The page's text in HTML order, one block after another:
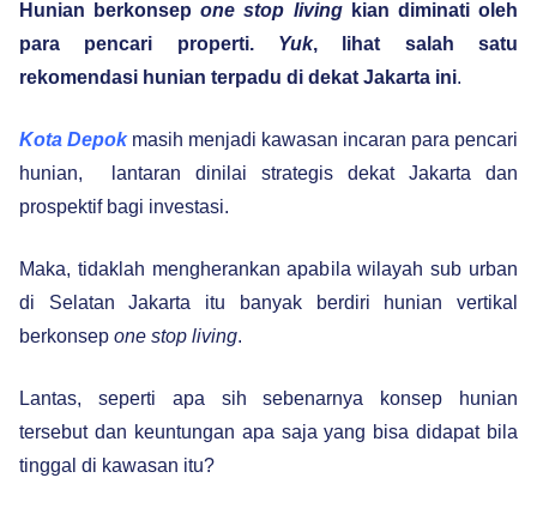
Hunian berkonsepone stop livingkian diminati oleh
para pencari properti. Yuk, lihat salah satu
rekomendasi hunian terpadu di dekat Jakarta ini.
Kota Depokmasih menjadi kawasan incaran para pencari
hunian, lantaran dinilai strategis dekat Jakarta dan
prospektif bagi investasi.
Maka, tidaklah mengherankan apabila wilayah sub urban
di Selatan Jakarta itu banyak berdiri hunian vertikal
berkonsep one stop living.
Lantas, seperti apa sih sebenarnya konsep hunian
tersebut dan keuntungan apa saja yang bisa didapat bila
tinggal di kawasan itu?